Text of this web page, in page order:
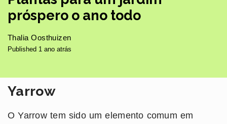
próspero o ano todo
Thalia Oosthuizen
Published 1 ano atrás
Yarrow
O Yarrow tem sido um elemento comum em